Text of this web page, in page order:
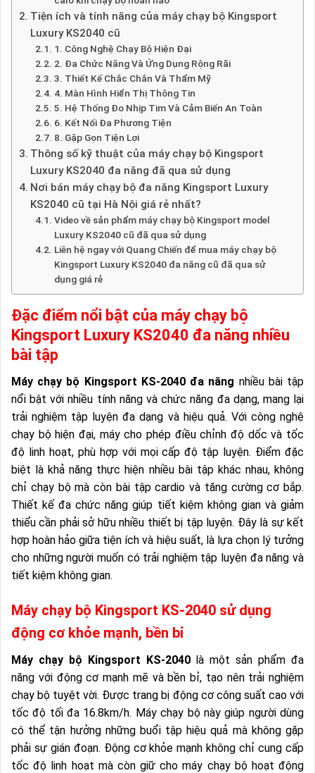
Tiện ích và tính năng của máy chạy bộ Kingsport
Luxury KS2040 cũ
1. Công Nghệ Chạy Bộ Hiện Đại
2. Đa Chức Năng Và Ứng Dụng Rộng Rãi
3. Thiết Kế Chắc Chắn Và Thẩm Mỹ
4. Màn Hình Hiển Thị Thông Tin
5. Hệ Thống Đo Nhịp Tim Và Cảm Biến An Toàn
6. Kết Nối Đa Phương Tiện
8. Gập Gọn Tiện Lợi
Thông số kỹ thuật của máy chạy bộ Kingsport
Luxury KS2040 đa năng đã qua sử dụng
Nơi bán máy chạy bộ đa năng Kingsport Luxury
KS2040 cũ tại Hà Nội giá rẻ nhất?
Video về sản phẩm máy chạy bộ Kingsport model
Luxury KS2040 cũ đã qua sử dụng
Liên hệ ngay với Quang Chiến để mua máy chạy bộ
Kingsport Luxury KS2040 đa năng cũ đã qua sử
dụng giá rẻ
Đặc điểm nổi bật của máy chạy bộ
Kingsport Luxury KS2040 đa năng nhiều
bài tập
Máy chạy bộ Kingsport KS-2040 đa năng nhiều bài tập
nổi bật với nhiều tính năng và chức năng đa dạng, mang lại
trải nghiệm tập luyện đa dạng và hiệu quả. Với công nghệ
chạy bộ hiện đại, máy cho phép điều chỉnh độ dốc và tốc
độ linh hoạt, phù hợp với mọi cấp độ tập luyện. Điểm đặc
biệt là khả năng thực hiện nhiều bài tập khác nhau, không
chỉ chạy bộ mà còn bài tập cardio và tăng cường cơ bắp.
Thiết kế đa chức năng giúp tiết kiệm không gian và giảm
thiểu cần phải sở hữu nhiều thiết bị tập luyện. Đây là sự kết
hợp hoàn hảo giữa tiện ích và hiệu suất, là lựa chọn lý tưởng
cho những người muốn có trải nghiệm tập luyện đa năng và
tiết kiệm không gian.
Máy chạy bộ Kingsport KS-2040 sử dụng
động cơ khỏe mạnh, bền bỉ
Máy chạy bộ Kingsport KS-2040là một sản phẩm đa
năng với động cơ mạnh mẽ và bền bỉ, tạo nên trải nghiệm
chạy bộ tuyệt vời. Được trang bị động cơ công suất cao với
tốc độ tối đa 16.8km/h. Máy chạy bộ này giúp người dùng
có thể tận hưởng những buổi tập hiệu quả mà không gặp
phải sự gián đoạn. Động cơ khỏe mạnh không chỉ cung cấp
tốc độ linh hoạt mà còn giữ cho máy chạy bộ hoạt động